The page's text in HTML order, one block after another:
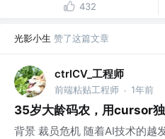
432
光影小生 赞了这篇文章
ctrlCV_工程师
前端粘贴工程师 · 1年前
35岁大龄码农，用cursor
背景 裁员危机 随着AI技术的越